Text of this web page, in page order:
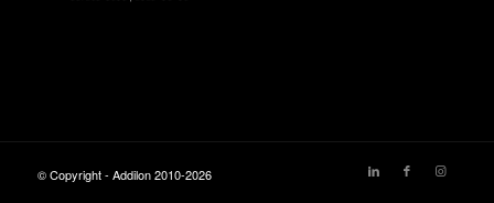
© Copyright - Addilon 2010-2026